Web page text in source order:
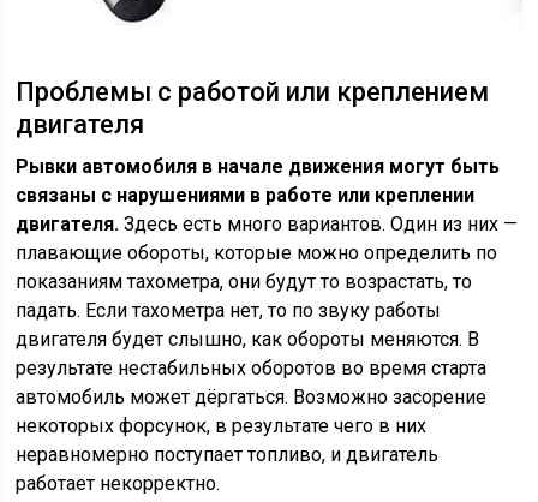
Проблемы с работой или креплением
двигателя
Рывки автомобиля в начале движения могут быть
связаны с нарушениями в работе или креплении
двигателя. Здесь есть много вариантов. Один из них —
плавающие обороты, которые можно определить по
показаниям тахометра, они будут то возрастать, то
падать. Если тахометра нет, то по звуку работы
двигателя будет слышно, как обороты меняются. В
результате нестабильных оборотов во время старта
автомобиль может дёргаться. Возможно засорение
некоторых форсунок, в результате чего в них
неравномерно поступает топливо, и двигатель
работает некорректно.